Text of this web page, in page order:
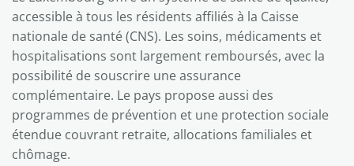
accessible à tous les résidents affiliés à la Caisse
nationale de santé (CNS). Les soins, médicaments et
hospitalisations sont largement remboursés, avec la
possibilité de souscrire une assurance
complémentaire. Le pays propose aussi des
programmes de prévention et une protection sociale
étendue couvrant retraite, allocations familiales et
chômage.